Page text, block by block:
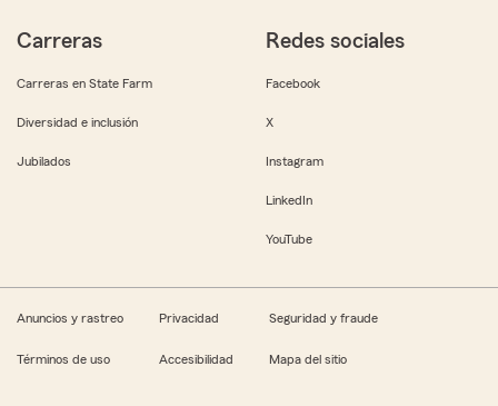
Carreras
Carreras en State Farm
Diversidad e inclusión
Jubilados
Redes sociales
Facebook
X
Instagram
LinkedIn
YouTube
Anuncios y rastreo Privacidad Seguridad y fraude
Términos de uso Accesibilidad Mapa del sitio